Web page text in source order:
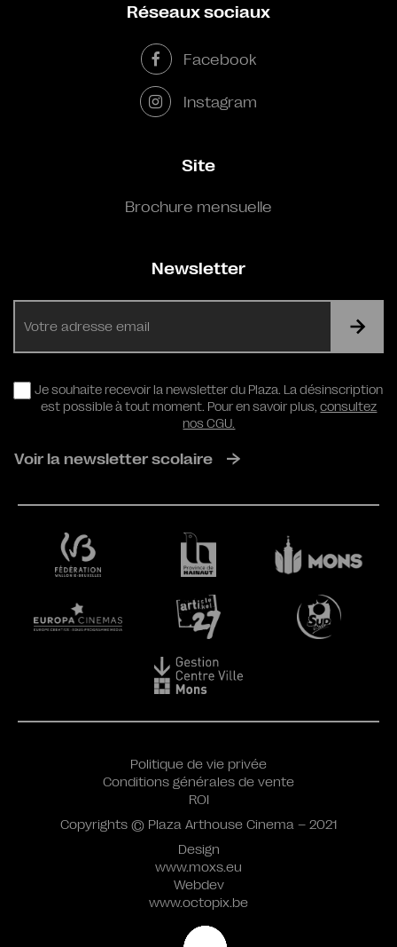
Réseaux sociaux
Facebook
Instagram
Site
Brochure mensuelle
Newsletter
RGPD
Je souhaite recevoir la newsletter du Plaza. La désinscription
est possible à tout moment. Pour en savoir plus,consultez
nos CGU.
Voir la newsletter scolaire
Design
www.moxs.eu
Webdev
www.octopix.be
Politique de vie privée
Conditions générales de vente
ROI
Copyrights © Plaza Arthouse Cinema – 2021